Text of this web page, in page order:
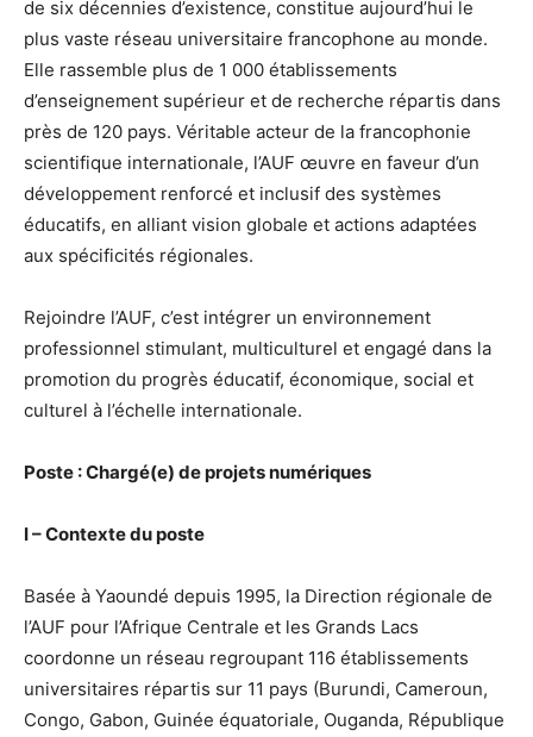
de six décennies d’existence, constitue aujourd’hui le
plus vaste réseau universitaire francophone au monde.
Elle rassemble plus de 1 000 établissements
d’enseignement supérieur et de recherche répartis dans
près de 120 pays. Véritable acteur de la francophonie
scientifique internationale, l’AUF œuvre en faveur d’un
développement renforcé et inclusif des systèmes
éducatifs, en alliant vision globale et actions adaptées
aux spécificités régionales.
Rejoindre l’AUF, c’est intégrer un environnement
professionnel stimulant, multiculturel et engagé dans la
promotion du progrès éducatif, économique, social et
culturel à l’échelle internationale.
Poste : Chargé(e) de projets numériques
I – Contexte du poste
Basée à Yaoundé depuis 1995, la Direction régionale de
l’AUF pour l’Afrique Centrale et les Grands Lacs
coordonne un réseau regroupant 116 établissements
universitaires répartis sur 11 pays (Burundi, Cameroun,
Congo, Gabon, Guinée équatoriale, Ouganda, République